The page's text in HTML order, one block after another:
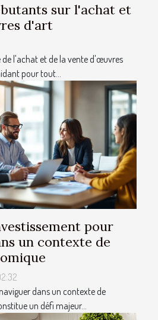
sur l'achat et
d'art
de l'achat et de la vente d'œuvres
pour tout...
pour
un contexte de
dans un contexte de
un défi majeur...